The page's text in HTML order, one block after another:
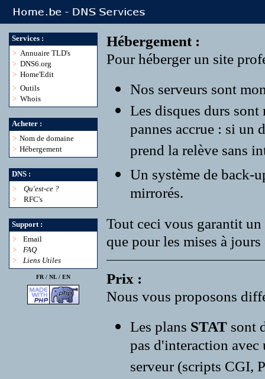
Services :
> Annuaire TLD's
> DNS6.org
> Home'Edit
> Outils
> Whois
Acheter :
> Nom de domaine
> Hébergement
DNS :
>
Qu'est-ce ?
>
RFC's
Support :
>
Email
>
FAQ
>
Liens Utiles
FR / NL/ EN
Hébergement :
Pour héberger un site
Nos serveurs sont
Les disques durs
pannes accrue : si un
prend la relève sans
Un système de back-
mirrorés.
Tout ceci vous garantit
que pour les mises à
Prix :
Nous vous proposons
Les plans STAT sont
pas d'interaction avec
serveur (scripts CGI,